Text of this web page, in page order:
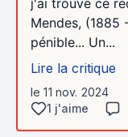
j'ai trouvé ce
Mendes, (1885
pénible... Un...
Lire la critique
le 11 nov. 2024
1 j'aime